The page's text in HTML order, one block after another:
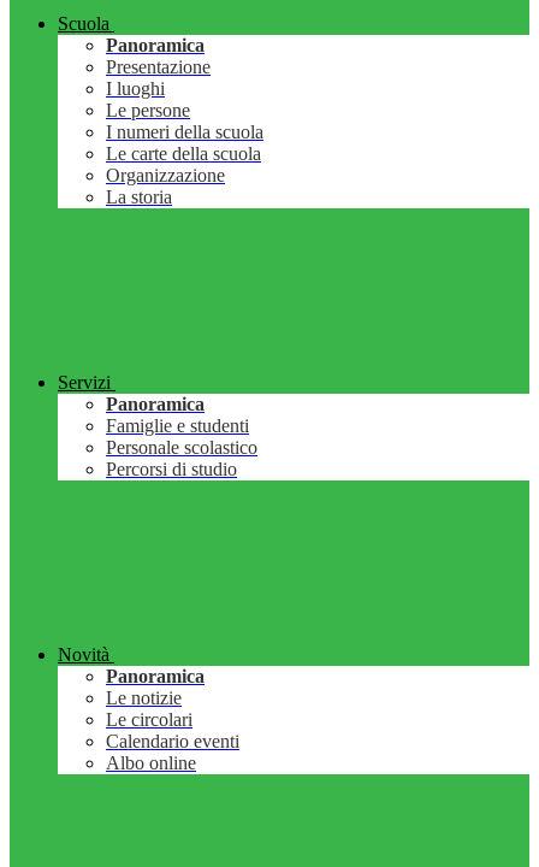
Scuola
Panoramica
Presentazione
I luoghi
Le persone
I numeri della scuola
Le carte della scuola
Organizzazione
La storia
Servizi
Panoramica
Famiglie e studenti
Personale scolastico
Percorsi di studio
Novità
Panoramica
Le notizie
Le circolari
Calendario eventi
Albo online